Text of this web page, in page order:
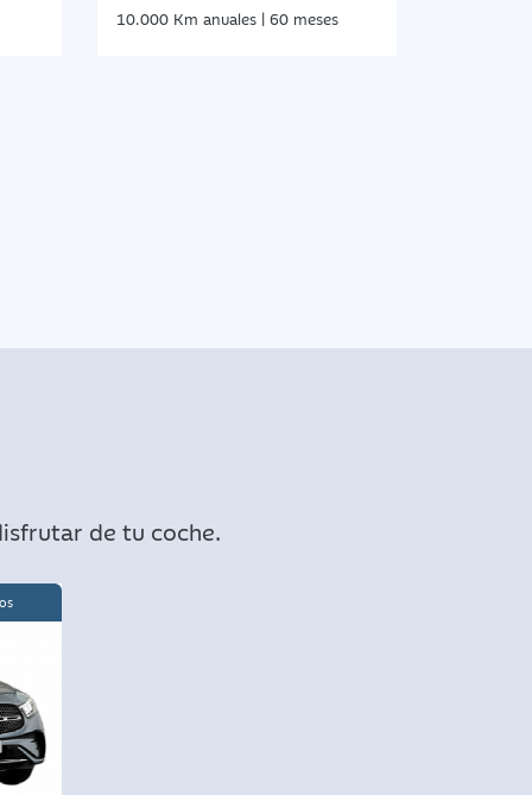
10.000 Km anuales | 60 meses
de tu coche.